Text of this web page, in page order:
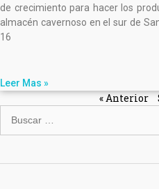
de crecimiento para hacer los
almacén cavernoso en el sur de
16
Leer Mas »
« Anterior